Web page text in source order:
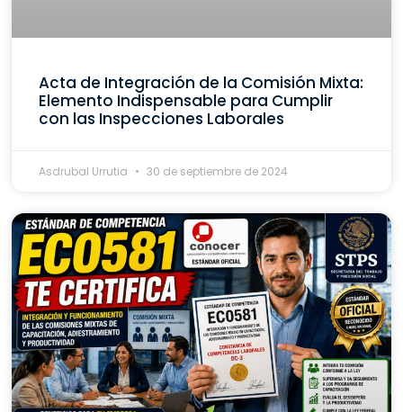
Acta de Integración de la Comisión Mixta:
Elemento Indispensable para Cumplir
con las Inspecciones Laborales
Asdrubal Urrutia 30 de septiembre de 2024